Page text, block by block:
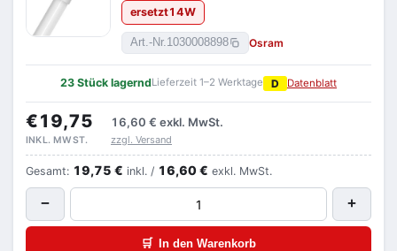
ersetzt14W
Art.-Nr.1030008898 Osram
23 Stück lagerndLieferzeit 1–2 Werktage D Datenblatt
€19,75 16,60 € exkl. MwSt.
INKL. MWST. zzgl. Versand
Gesamt: 19,75 € inkl. / 16,60 € exkl. MwSt.
− +
🛒 In den Warenkorb